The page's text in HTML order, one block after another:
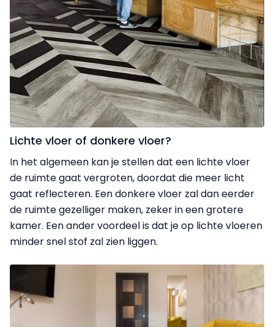
Lichte vloer of donkere vloer?
In het algemeen kan je stellen dat een lichte vloer
de ruimte gaat vergroten, doordat die meer licht
gaat reflecteren. Een donkere vloer zal dan eerder
de ruimte gezelliger maken, zeker in een grotere
kamer. Een ander voordeel is dat je op lichte vloeren
minder snel stof zal zien liggen.